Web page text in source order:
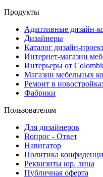
Продукты
Адаптивные дизайн-
Дизайнеры
Каталог дизайн-
Интернет-магазин
Интерьеры от
Магазин мебельных
Ремонт в
Фабрики
Пользователям
Для дизайнеров
Вопрос - Ответ
Навигатор
Политика
Реквизиты юр. лица
Публичная оферта